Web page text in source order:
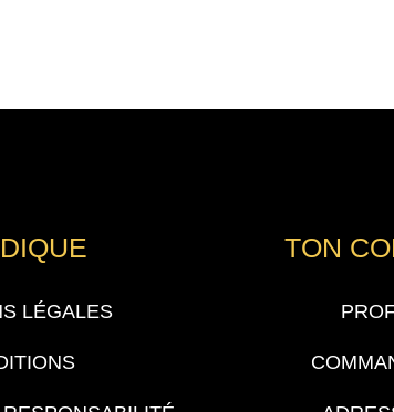
LÉGALES
TON